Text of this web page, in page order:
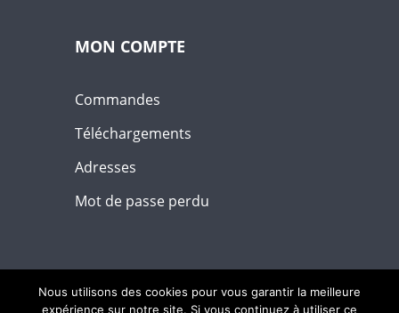
MON COMPTE
Commandes
Téléchargements
Adresses
Mot de passe perdu
Nous utilisons des cookies pour vous garantir la meilleure
expérience sur notre site. Si vous continuez à utiliser ce